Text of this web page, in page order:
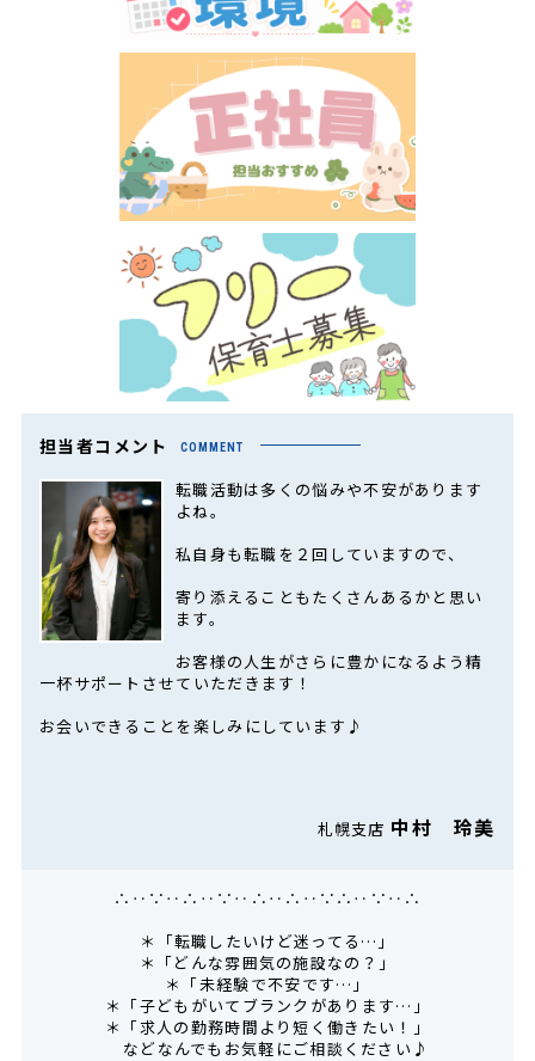
担当者コメント COMMENT
転職活動は多くの悩みや不安があります
よね。
私自身も転職を２回していますので、
寄り添えることもたくさんあるかと思い
ます。
お客様の人生がさらに豊かになるよう精
一杯サポートさせていただきます！
お会いできることを楽しみにしています♪
札幌支店 中村 玲美
∴‥∵‥∴‥∵‥∴‥∴‥∵∴‥∵‥∴
＊「転職したいけど迷ってる…」
＊「どんな雰囲気の施設なの？」
＊「未経験で不安です…」
＊「子どもがいてブランクがあります…」
＊「求人の勤務時間より短く働きたい！」
などなんでもお気軽にご相談ください♪